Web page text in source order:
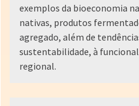
exemplos da bioeconomia
nativas, produtos
agregado, além de
sustentabilidade, à
regional.